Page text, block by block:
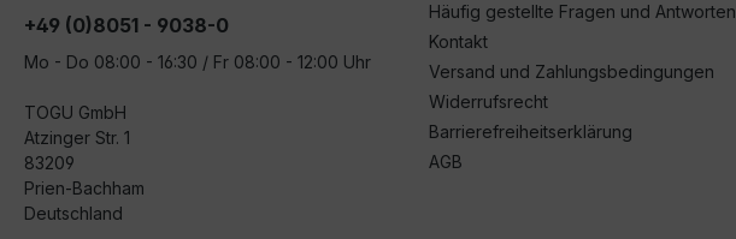
+49 (0)8051 - 9038-0
Mo - Do 08:00 - 16:30 / Fr 08:00 - 12:00 Uhr
TOGU GmbH
Atzinger Str. 1
83209
Prien-Bachham
Deutschland
Häufig gestellte Fragen und Antworten
Kontakt
Versand und Zahlungsbedingungen
Widerrufsrecht
Barrierefreiheitserklärung
AGB